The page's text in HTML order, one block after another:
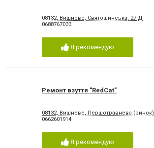
08132, Вишневе, Святошинська, 27-Д
0688767033
Я рекомендую
Ремонт взуття "RedCat"
08132, Вишневе, Першотравнева (ринок)
0662601914
Я рекомендую